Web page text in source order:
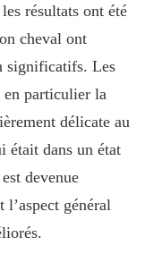
résultats ont été
cheval ont
significatifs. Les
en particulier la
délicate au
était dans un état
devenue
général